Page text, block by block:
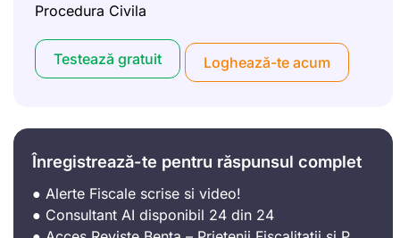
Procedura Civila
Testează gratuit Loghează-te acum
Înregistrează-te pentru răspunsul complet
● Alerte Fiscale scrise si video!
● Consultant AI disponibil 24 din 24